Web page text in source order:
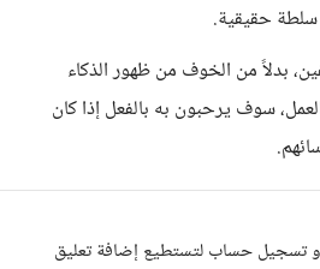
حقيقية.
بدلاً من الخوف من ظهور الذكاء
سوف يرحبون به بالفعل إذا كان
تسجيل حساب لتستطيع إضافة تعليق